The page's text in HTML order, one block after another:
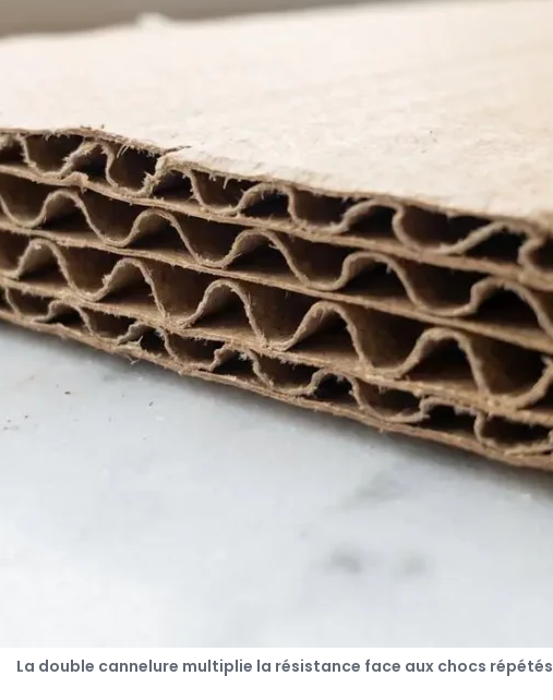
La double cannelure multiplie la résistance face aux chocs répétés